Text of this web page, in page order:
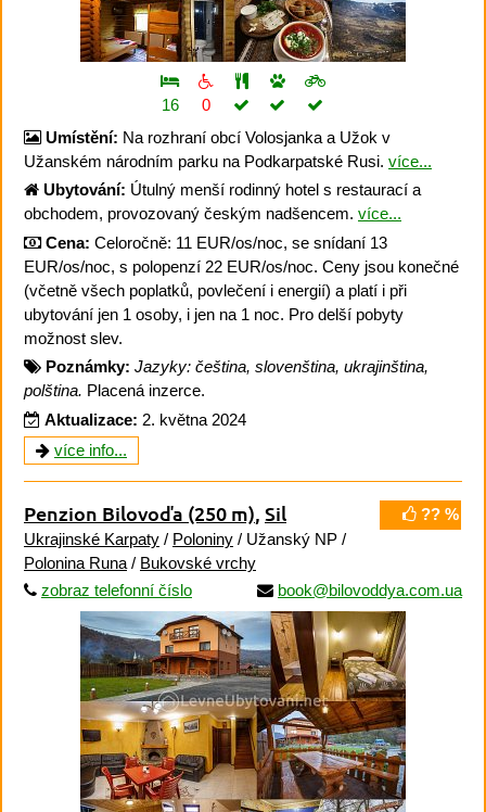
16
0
Umístění: Na rozhraní obcí Volosjanka a Užok v
Užanském národním parku na Podkarpatské Rusi. více...
Ubytování: Útulný menší rodinný hotel s restaurací a
obchodem, provozovaný českým nadšencem. více...
Cena: Celoročně: 11 EUR/os/noc, se snídaní 13
EUR/os/noc, s polopenzí 22 EUR/os/noc. Ceny jsou konečné
(včetně všech poplatků, povlečení i energií) a platí i při
ubytování jen 1 osoby, i jen na 1 noc. Pro delší pobyty
možnost slev.
Poznámky: Jazyky: čeština, slovenština, ukrajinština,
polština. Placená inzerce.
Aktualizace: 2. května 2024
více info...
?? %
Penzion Bilovoďa (250 m), Sil
Ukrajinské Karpaty / Poloniny / Užanský NP /
Polonina Runa / Bukovské vrchy
zobraz telefonní číslo
book@bilovoddya.com.ua